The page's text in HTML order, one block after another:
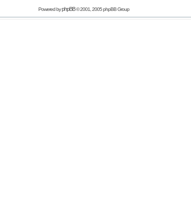
Powered byphpBB© 2001, 2005 phpBB Group